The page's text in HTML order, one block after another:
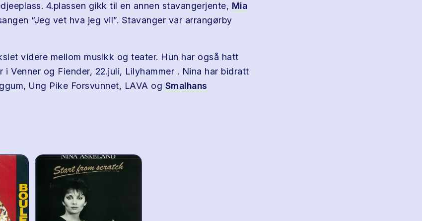
4.plassen gikk til en annen stavangerjente, Mia
“Jeg vet hva jeg vil”. Stavanger var arrangørby
videre mellom musikk og teater. Hun har også hatt
i Venner og Fiender, 22.juli, Lilyhammer . Nina har bidratt
Ung Pike Forsvunnet, LAVA og Smalhans